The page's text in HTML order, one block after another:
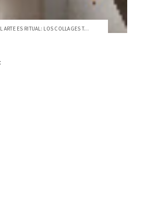
ARTE ES RITUAL: LOS COLLAGES T...